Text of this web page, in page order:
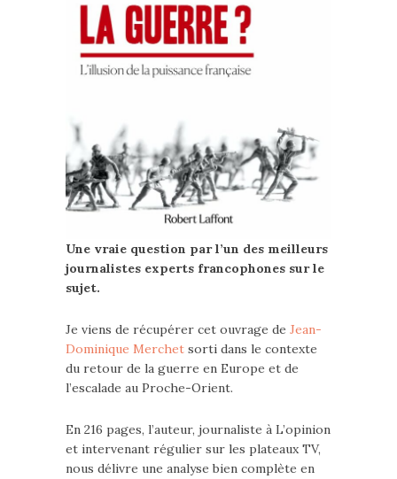
Une vraie question par l’un des meilleurs
journalistes experts francophones sur le
sujet.
Je viens de récupérer cet ouvrage de Jean-
Dominique Merchet sorti dans le contexte
du retour de la guerre en Europe et de
l’escalade au Proche-Orient.
En 216 pages, l’auteur, journaliste à L’opinion
et intervenant régulier sur les plateaux TV,
nous délivre une analyse bien complète en